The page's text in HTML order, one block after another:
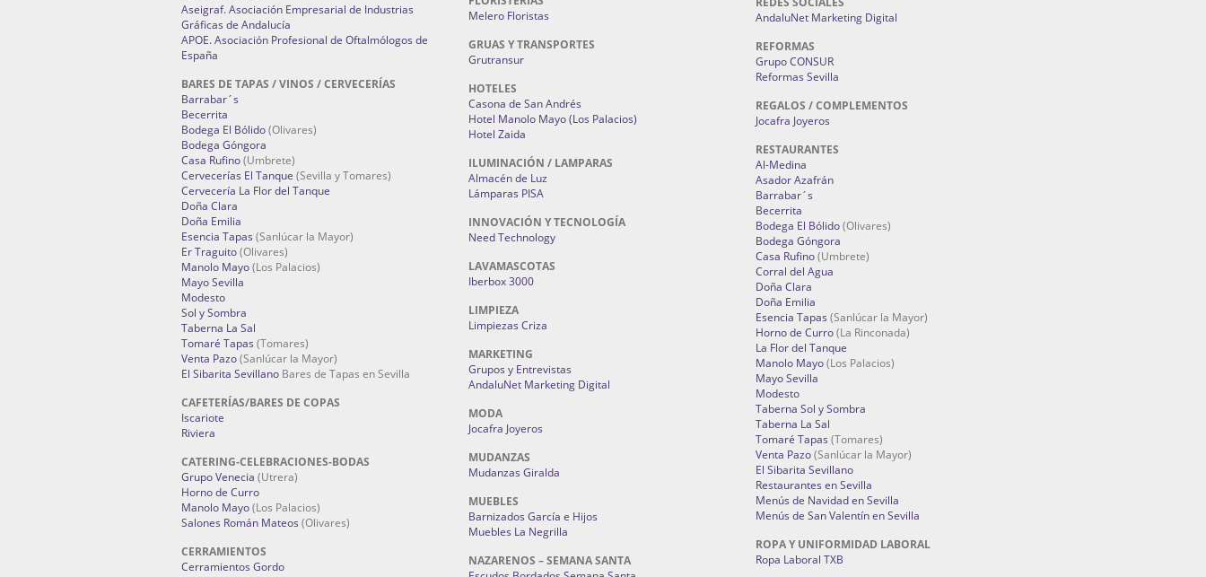
Aseigraf. Asociación Empresarial de Industrias
Gráficas de Andalucía
APOE. Asociación Profesional de Oftalmólogos de
España
BARES DE TAPAS / VINOS / CERVECERÍAS
Barrabar´s
Becerrita
Bodega El Bólido(Olivares)
Bodega Góngora
Casa Rufino(Umbrete)
Cervecerías El Tanque (Sevilla y Tomares)
Cervecería La Flor del Tanque
Doña Clara
Doña Emilia
Esencia Tapas (Sanlúcar la Mayor)
Er Traguito(Olivares)
Manolo Mayo(Los Palacios)
Mayo Sevilla
Modesto
Sol y Sombra
Taberna La Sal
Tomaré Tapas (Tomares)
Venta Pazo(Sanlúcar la Mayor)
El Sibarita Sevillano Bares de Tapas en Sevilla
CAFETERÍAS/BARES DE COPAS
Iscariote
Riviera
CATERING-CELEBRACIONES-BODAS
Grupo Venecia (Utrera)
Horno de Curro
Manolo Mayo(Los Palacios)
Salones Román Mateos (Olivares)
CERRAMIENTOS
Cerramientos Gordo
Melero Floristas
GRUAS Y TRANSPORTES
Grutransur
HOTELES
Casona de San Andrés
Hotel Manolo Mayo (Los Palacios)
Hotel Zaida
ILUMINACIÓN / LAMPARAS
Almacén de Luz
Lámparas PISA
INNOVACIÓN Y TECNOLOGÍA
Need Technology
LAVAMASCOTAS
Iberbox 3000
LIMPIEZA
Limpiezas Criza
MARKETING
Grupos y Entrevistas
AndaluNet Marketing Digital
MODA
Jocafra Joyeros
MUDANZAS
Mudanzas Giralda
MUEBLES
Barnizados García e Hijos
Muebles La Negrilla
NAZARENOS – SEMANA SANTA
AndaluNet Marketing Digital
REFORMAS
Grupo CONSUR
Reformas Sevilla
REGALOS / COMPLEMENTOS
Jocafra Joyeros
RESTAURANTES
Al-Medina
Asador Azafrán
Barrabar´s
Becerrita
Bodega El Bólido(Olivares)
Bodega Góngora
Casa Rufino(Umbrete)
Corral del Agua
Doña Clara
Doña Emilia
Esencia Tapas (Sanlúcar la Mayor)
Horno de Curro(La Rinconada)
La Flor del Tanque
Manolo Mayo(Los Palacios)
Mayo Sevilla
Modesto
Taberna Sol y Sombra
Taberna La Sal
Tomaré Tapas (Tomares)
Venta Pazo(Sanlúcar la Mayor)
El Sibarita Sevillano
Restaurantes en Sevilla
Menús de Navidad en Sevilla
Menús de San Valentín en Sevilla
ROPA Y UNIFORMIDAD LABORAL
Ropa Laboral TXB